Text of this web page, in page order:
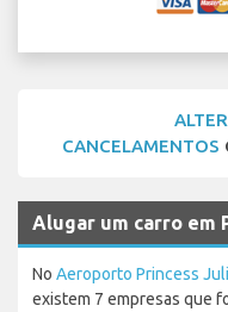
CANCELAMENTOS
Alugar um carro em
No Aeroporto Princess
existem 7 empresas que